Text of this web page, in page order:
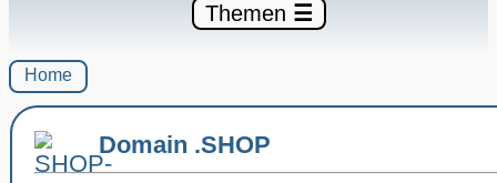
Themen ☰
Home
Domain .SHOP